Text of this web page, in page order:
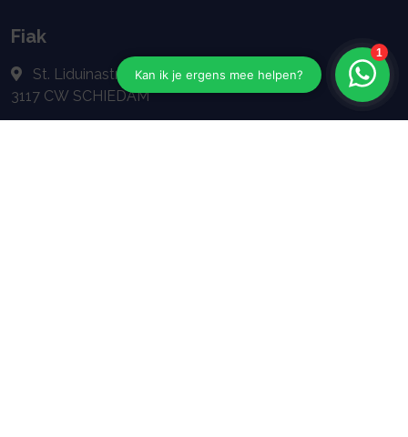
Fiak
St. Liduinastraat 100
3117 CW SCHIEDAM